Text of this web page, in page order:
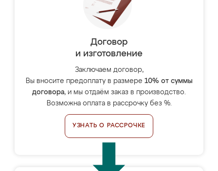
Договор
и изготовление
Заключаем договор,
Вы вносите предоплату в размере 10% от суммы
договора, и мы отдаём заказ в производство.
Возможна оплата в рассрочку без %.
УЗНАТЬ О РАССРОЧКЕ